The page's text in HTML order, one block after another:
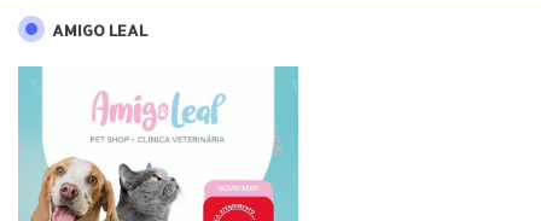
AMIGO LEAL